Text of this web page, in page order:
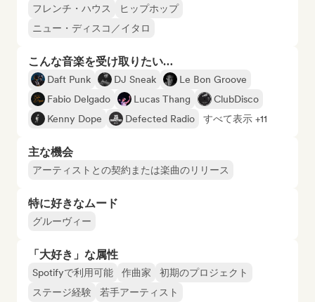
フレンチ・ハウス
ヒップホップ
ニュー・ディスコ／イタロ
こんな音楽を受け取りたい…
Daft Punk DJ Sneak
Le Bon Groove
Fabio Delgado
Lucas Thang
ClubDisco
Kenny Dope
Defected Radio すべて表示 +11
主な機会
アーティストとの契約または楽曲のリリース
特に好きなムード
グルーヴィー
「大好き」な属性
Spotifyで利用可能 作曲家
初期のプロジェクト
ステージ経験
若手アーティスト